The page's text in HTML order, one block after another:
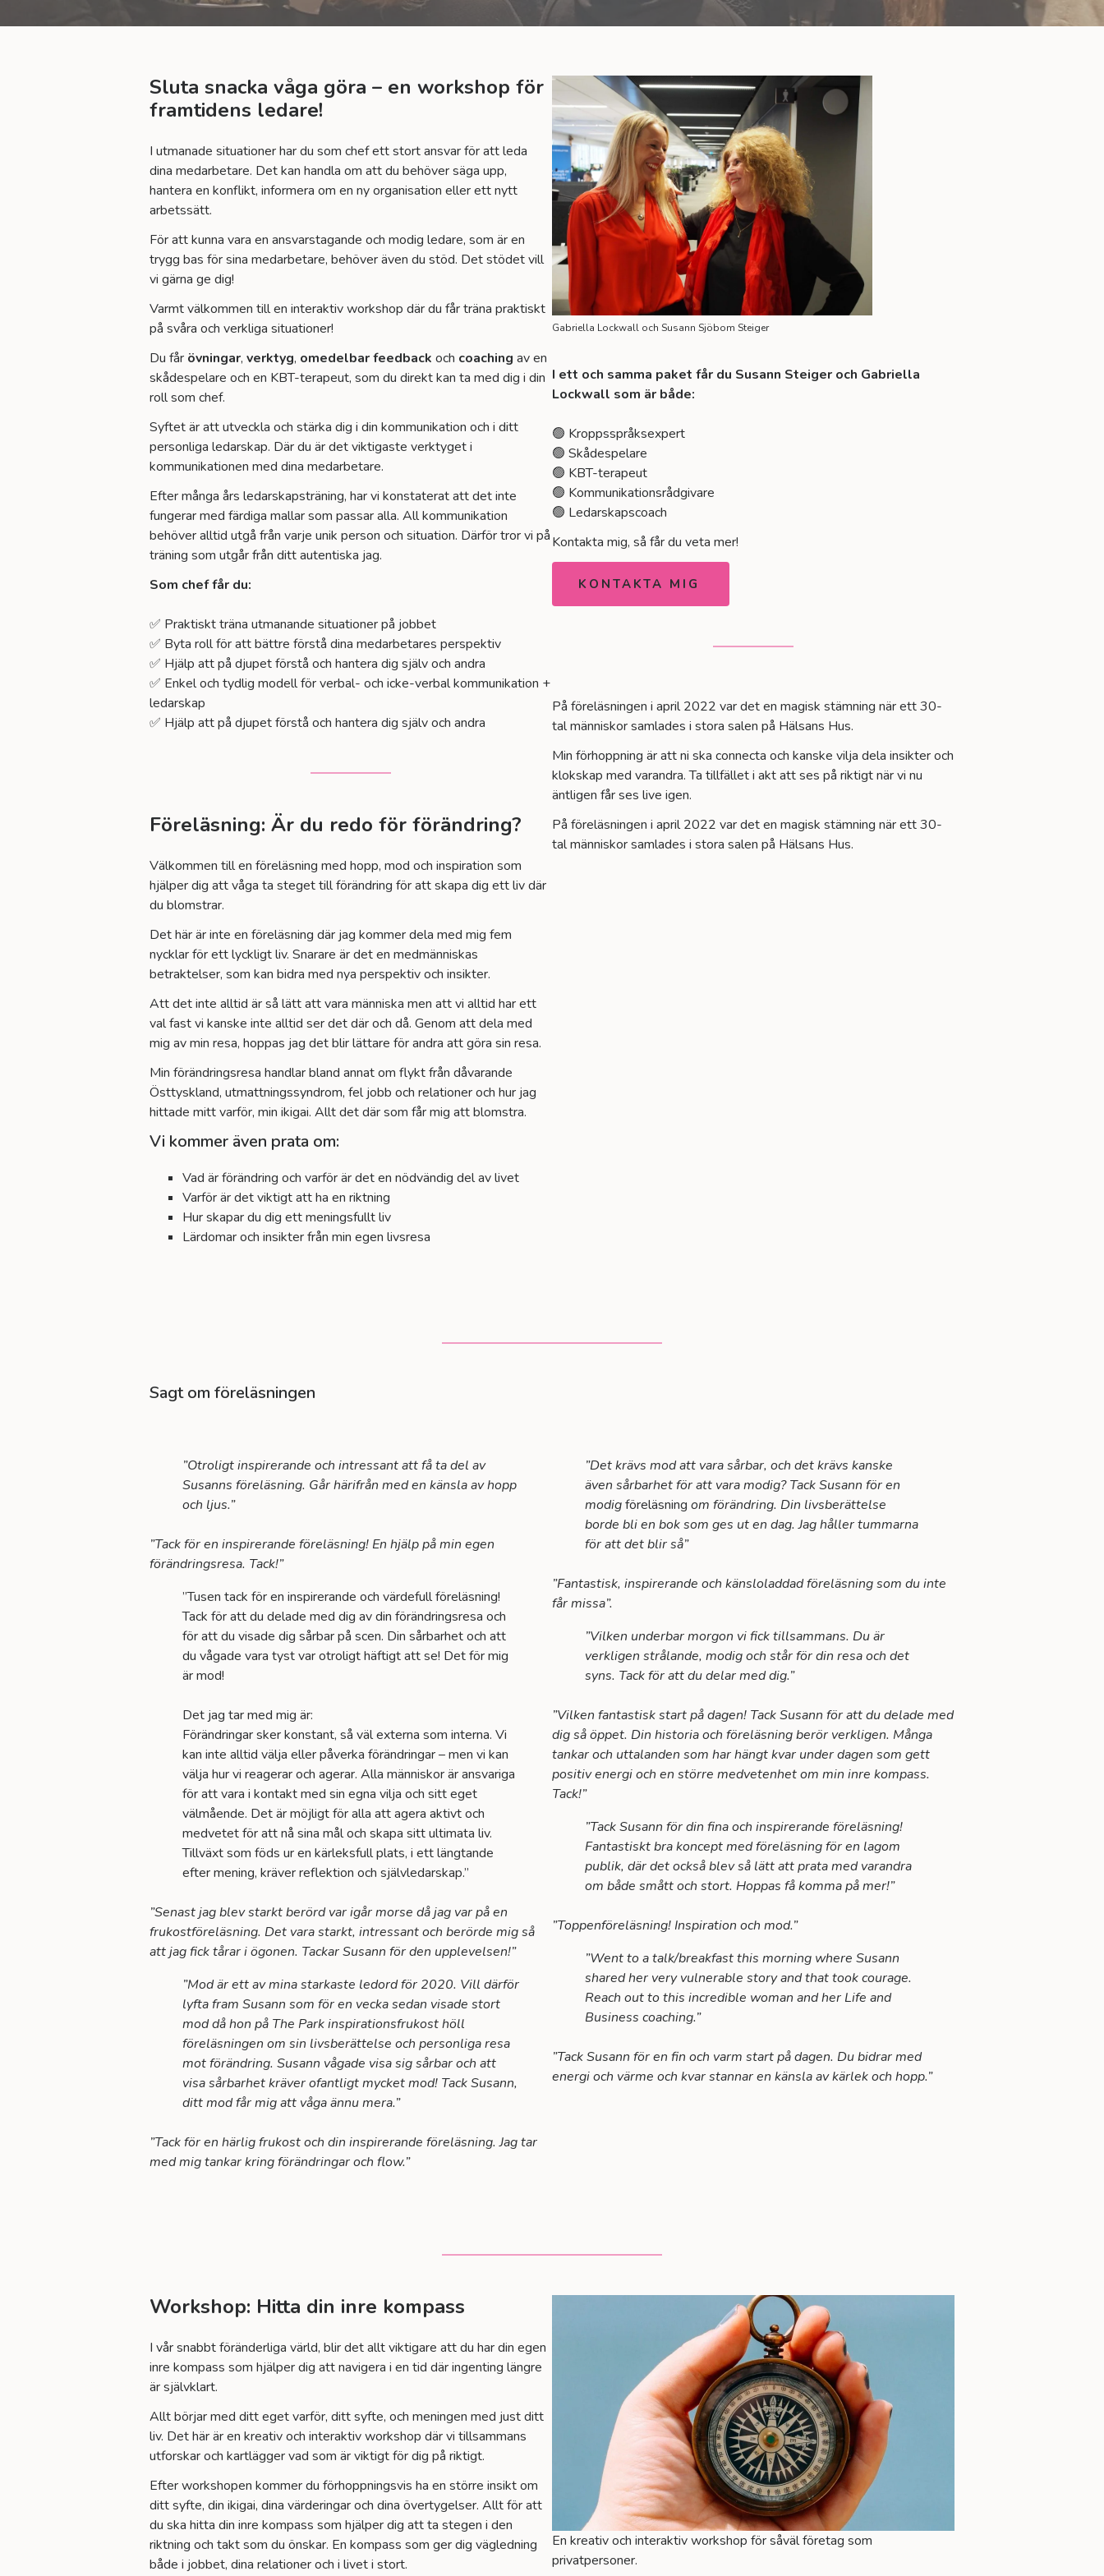
Sluta snacka våga göra – en workshop för
framtidens ledare!
I utmanade situationer har du som chef ett stort ansvar för att leda
dina medarbetare. Det kan handla om att du behöver säga upp,
hantera en konflikt, informera om en ny organisation eller ett nytt
arbetssätt.
För att kunna vara en ansvarstagande och modig ledare, som är en
trygg bas för sina medarbetare, behöver även du stöd. Det stödet vill
vi gärna ge dig!
Varmt välkommen till en interaktiv workshop där du får träna praktiskt
på svåra och verkliga situationer!
Du får övningar, verktyg, omedelbar feedback och coaching av en
skådespelare och en KBT-terapeut, som du direkt kan ta med dig i din
roll som chef.
Syftet är att utveckla och stärka dig i din kommunikation och i ditt
personliga ledarskap. Där du är det viktigaste verktyget i
kommunikationen med dina medarbetare.
Efter många års ledarskapsträning, har vi konstaterat att det inte
fungerar med färdiga mallar som passar alla. All kommunikation
behöver alltid utgå från varje unik person och situation. Därför tror vi på
träning som utgår från ditt autentiska jag.
Som chef får du:
✅ Praktiskt träna utmanande situationer på jobbet
✅ Byta roll för att bättre förstå dina medarbetares perspektiv
✅ Hjälp att på djupet förstå och hantera dig själv och andra
✅ Enkel och tydlig modell för verbal- och icke-verbal kommunikation +
ledarskap
✅ Hjälp att på djupet förstå och hantera dig själv och andra
Föreläsning: Är du redo för förändring?
Välkommen till en föreläsning med hopp, mod och inspiration som
hjälper dig att våga ta steget till förändring för att skapa dig ett liv där
du blomstrar.
Det här är inte en föreläsning där jag kommer dela med mig fem
nycklar för ett lyckligt liv. Snarare är det en medmänniskas
betraktelser, som kan bidra med nya perspektiv och insikter.
Att det inte alltid är så lätt att vara människa men att vi alltid har ett
val fast vi kanske inte alltid ser det där och då. Genom att dela med
mig av min resa, hoppas jag det blir lättare för andra att göra sin resa.
Min förändringsresa handlar bland annat om flykt från dåvarande
Östtyskland, utmattningssyndrom, fel jobb och relationer och hur jag
hittade mitt varför, min ikigai. Allt det där som får mig att blomstra.
Vi kommer även prata om:
Vad är förändring och varför är det en nödvändig del av livet
Varför är det viktigt att ha en riktning
Hur skapar du dig ett meningsfullt liv
Lärdomar och insikter från min egen livsresa
Gabriella Lockwall och Susann Sjöbom Steiger
I ett och samma paket får du Susann Steiger och Gabriella
Lockwall som är både:
🟢 Kroppsspråksexpert
🟢 Skådespelare
🟢 KBT-terapeut
🟢 Kommunikationsrådgivare
🟢 Ledarskapscoach
Kontakta mig, så får du veta mer!
KONTAKTA MIG
På föreläsningen i april 2022 var det en magisk stämning när ett 30-
tal människor samlades i stora salen på Hälsans Hus.
Min förhoppning är att ni ska connecta och kanske vilja dela insikter och
klokskap med varandra. Ta tillfället i akt att ses på riktigt när vi nu
äntligen får ses live igen.
På föreläsningen i april 2022 var det en magisk stämning när ett 30-
tal människor samlades i stora salen på Hälsans Hus.
Sagt om föreläsningen
”Otroligt inspirerande och intressant att få ta del av
Susanns föreläsning. Går härifrån med en känsla av hopp
och ljus.”
”Tack för en inspirerande föreläsning! En hjälp på min egen
förändringsresa. Tack!”
”Tusen tack för en inspirerande och värdefull föreläsning!
Tack för att du delade med dig av din förändringsresa och
för att du visade dig sårbar på scen. Din sårbarhet och att
du vågade vara tyst var otroligt häftigt att se! Det för mig
är mod!
Det jag tar med mig är:
Förändringar sker konstant, så väl externa som interna. Vi
kan inte alltid välja eller påverka förändringar – men vi kan
välja hur vi reagerar och agerar. Alla människor är ansvariga
för att vara i kontakt med sin egna vilja och sitt eget
välmående. Det är möjligt för alla att agera aktivt och
medvetet för att nå sina mål och skapa sitt ultimata liv.
Tillväxt som föds ur en kärleksfull plats, i ett längtande
efter mening, kräver reflektion och självledarskap.”
”Senast jag blev starkt berörd var igår morse då jag var på en
frukostföreläsning. Det vara starkt, intressant och berörde mig så
att jag fick tårar i ögonen. Tackar Susann för den upplevelsen!”
”Mod är ett av mina starkaste ledord för 2020. Vill därför
lyfta fram Susann som för en vecka sedan visade stort
mod då hon på The Park inspirationsfrukost höll
föreläsningen om sin livsberättelse och personliga resa
mot förändring. Susann vågade visa sig sårbar och att
visa sårbarhet kräver ofantligt mycket mod! Tack Susann,
ditt mod får mig att våga ännu mera.”
”Tack för en härlig frukost och din inspirerande föreläsning. Jag tar
med mig tankar kring förändringar och flow.”
”Det krävs mod att vara sårbar, och det krävs kanske
även sårbarhet för att vara modig? Tack Susann för en
modigföreläsning om förändring. Din livsberättelse
borde bli en bok som ges ut en dag. Jag håller tummarna
för att det blir så”
”Fantastisk, inspirerande och känsloladdad föreläsning som du inte
får missa”.
”Vilken underbar morgon vi fick tillsammans. Du är
verkligen strålande, modig och står för din resa och det
syns. Tack för att du delar med dig.”
”Vilken fantastisk start på dagen! Tack Susann för att du delade med
dig så öppet. Din historia och föreläsning berör verkligen. Många
tankar och uttalanden som har hängt kvar under dagen som gett
positiv energi och en större medvetenhet om min inre kompass.
Tack!”
”Tack Susann för din fina och inspirerande föreläsning!
Fantastiskt bra koncept med föreläsning för en lagom
publik, där det också blev så lätt att prata med varandra
om både smått och stort. Hoppas få komma på mer!”
”Toppenföreläsning! Inspiration och mod.”
”Went to a talk/breakfast this morning where Susann
shared her very vulnerable story and that took courage.
Reach out to this incredible woman and her Life and
Business coaching.”
”Tack Susann för en fin och varm start på dagen. Du bidrar med
energi och värme och kvar stannar en känsla av kärlek och hopp.”
Workshop: Hitta din inre kompass
I vår snabbt föränderliga värld, blir det allt viktigare att du har din egen
inre kompass som hjälper dig att navigera i en tid där ingenting längre
är självklart.
Allt börjar med ditt eget varför, ditt syfte, och meningen med just ditt
liv. Det här är en kreativ och interaktiv workshop där vi tillsammans
utforskar och kartlägger vad som är viktigt för dig på riktigt.
Efter workshopen kommer du förhoppningsvis ha en större insikt om
ditt syfte, din ikigai, dina värderingar och dina övertygelser. Allt för att
du ska hitta din inre kompass som hjälper dig att ta stegen i den
riktning och takt som du önskar. En kompass som ger dig vägledning
både i jobbet, dina relationer och i livet i stort.
En kreativ och interaktiv workshop för såväl företag som
privatpersoner.